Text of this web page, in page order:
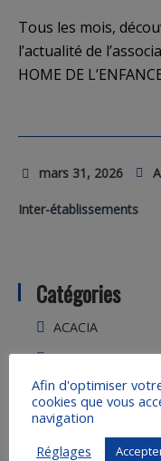
Catégories
ACACIA
Bosquet
DAAD
Home de l'Enfance
Inter-
Tous les mois,
l’actualité de
HOME DE
mars 31, 2026
Inter-établissements
Afin d'optimiser
cookies que vous
navigation
Réglages